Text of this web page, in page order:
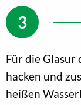
Für die Glasur
hacken und
heißen